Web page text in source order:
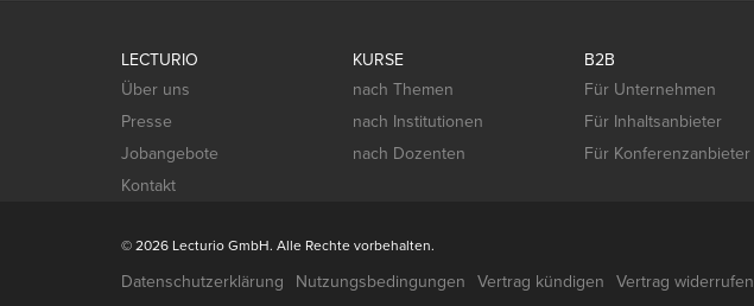
LECTURIO
Über uns
Presse
Jobangebote
Kontakt
KURSE
nach Themen
nach Institutionen
nach Dozenten
B2B
Für Unternehmen
Für Inhaltsanbieter
Für Konferenzanbieter
© 2026 Lecturio GmbH. Alle Rechte vorbehalten.
Datenschutzerklärung Nutzungsbedingungen Vertrag kündigen Vertrag widerrufen